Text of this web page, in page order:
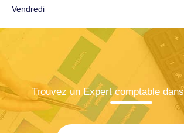
Vendredi
Trouvez un Expert comptable